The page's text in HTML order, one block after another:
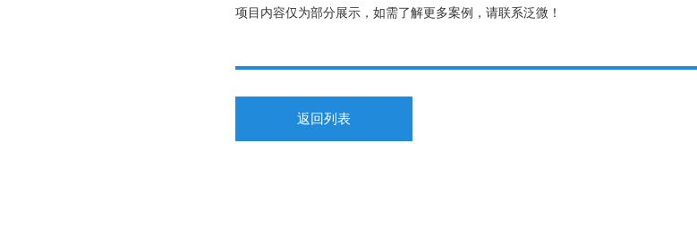
项目内容仅为部分展示，如需了解更多案例，请联系泛微！
返回列表